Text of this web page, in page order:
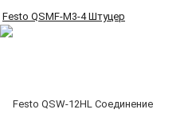
Festo QSMF-M3-4 Штуцер